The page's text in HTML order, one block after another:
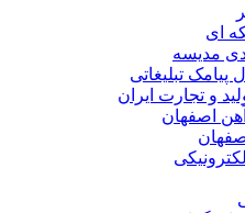
ای
مدیسه
تبلیغاتی
و تجارت ایران
اصفهان